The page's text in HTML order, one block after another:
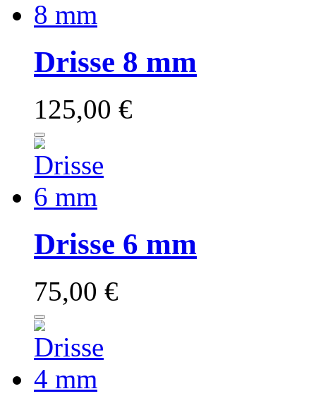
Drisse 8 mm
125,00 €
Drisse 6 mm
75,00 €